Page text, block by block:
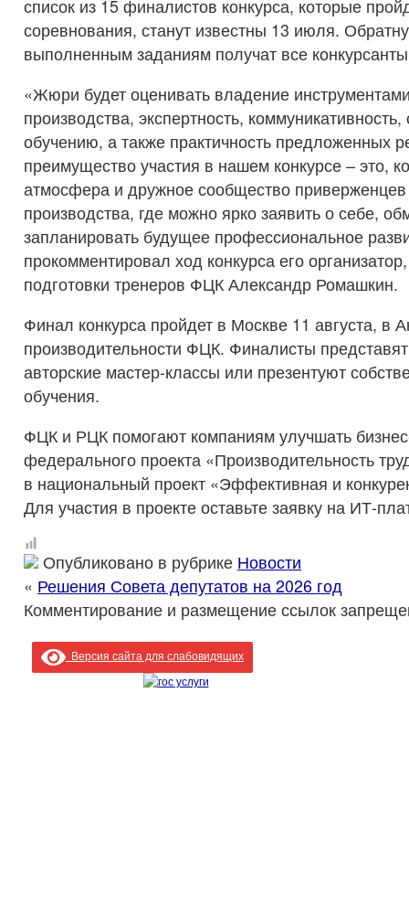
список из 15 финалистов конкурса, которые
соревнования, станут известны 13 июля.
выполненным заданиям получат все
«Жюри будет оценивать владение
производства, экспертность,
обучению, а также практичность предложенных
преимущество участия в нашем конкурсе – это,
атмосфера и дружное сообщество
производства, где можно ярко заявить о себе,
запланировать будущее профессиональное
прокомментировал ход конкурса его
подготовки тренеров ФЦК Александр Ромашкин.
Финал конкурса пройдет в Москве 11 августа, в
производительности ФЦК. Финалисты
авторские мастер-классы или презентуют
обучения.
ФЦК и РЦК помогают компаниям улучшать
федерального проекта «Производительность
в национальный проект «Эффективная и
Для участия в проекте оставьте заявку на ИТ-
Опубликовано в рубрике Новости
« Решения Совета депутатов на 2026 год
Комментирование и размещение ссылок
Версия сайта для слабовидящих